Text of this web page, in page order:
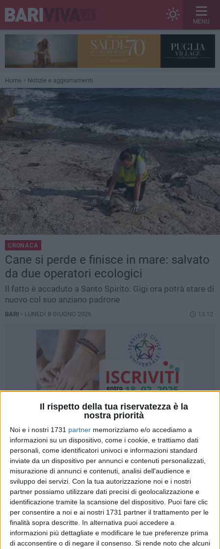
Il rispetto della tua riservatezza è la
nostra priorità
Noi e i nostri 1731 partner memorizziamo e/o accediamo a
informazioni su un dispositivo, come i cookie, e trattiamo dati
personali, come identificatori univoci e informazioni standard
inviate da un dispositivo per annunci e contenuti personalizzati,
misurazione di annunci e contenuti, analisi dell'audience e
sviluppo dei servizi. Con la tua autorizzazione noi e i nostri
partner possiamo utilizzare dati precisi di geolocalizzazione e
identificazione tramite la scansione del dispositivo. Puoi fare clic
per consentire a noi e ai nostri 1731 partner il trattamento per le
finalità sopra descritte. In alternativa puoi accedere a
informazioni più dettagliate e modificare le tue preferenze prima
di acconsentire o di negare il consenso. Si rende noto che alcuni
MENU
Home Notizie e aggiornamenti
CRONACA
Cane si perde e finisce in mare: salvato
da due operatori ecologici
Il fatto è accaduto a Santo Spirito. Gigi ora potrà stare di
nuovo col suo anziano padrone
BARI - LUNEDÌ 8 GIUGNO 2026 13.12
GIANLUCA BATTISTA
Aveva perso l'orientamento e non era riuscito a tornare a
casa, sfuggito al controllo del suo anziano padrone. Così il
cagnolino Gigi nella primissima mattinata di domenica 7